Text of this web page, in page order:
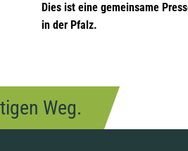
Dies ist eine gemeinsame
in der Pfalz.
Weg.